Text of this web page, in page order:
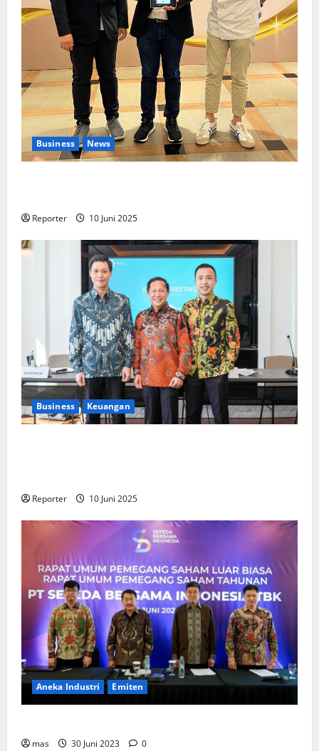
Business News
Reporter 10 Juni 2025
Business Keuangan
Reporter 10 Juni 2025
Aneka Industri Emiten
mas 30 Juni 2023 0